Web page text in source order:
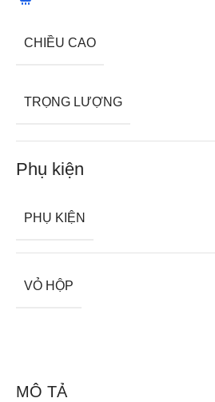
MÔ TẢ
CHIỀU CAO
TRỌNG LƯỢNG
Phụ kiện
PHỤ KIỆN
VỎ HỘP